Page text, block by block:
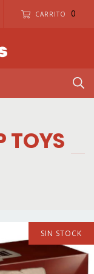
CARRITO 0
TOYS
SIN STOCK